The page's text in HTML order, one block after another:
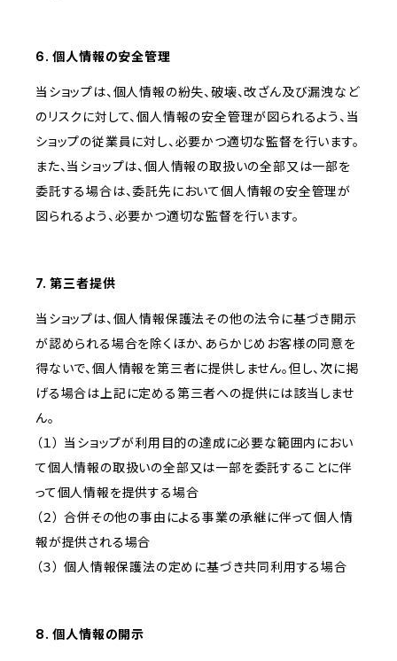
6. 個人情報の安全管理
当ショップは、個人情報の紛失、破壊、改ざん及び漏洩など
のリスクに対して、個人情報の安全管理が図られるよう、当
ショップの従業員に対し、必要かつ適切な監督を行います。
また、当ショップは、個人情報の取扱いの全部又は一部を
委託する場合は、委託先において個人情報の安全管理が
図られるよう、必要かつ適切な監督を行います。
7. 第三者提供
当ショップは、個人情報保護法その他の法令に基づき開示
が認められる場合を除くほか、あらかじめお客様の同意を
得ないで、個人情報を第三者に提供しません。但し、次に掲
げる場合は上記に定める第三者への提供には該当しませ
ん。
（１） 当ショップが利用目的の達成に必要な範囲内におい
て個人情報の取扱いの全部又は一部を委託することに伴
って個人情報を提供する場合
（２） 合併その他の事由による事業の承継に伴って個人情
報が提供される場合
（３） 個人情報保護法の定めに基づき共同利用する場合
8. 個人情報の開示